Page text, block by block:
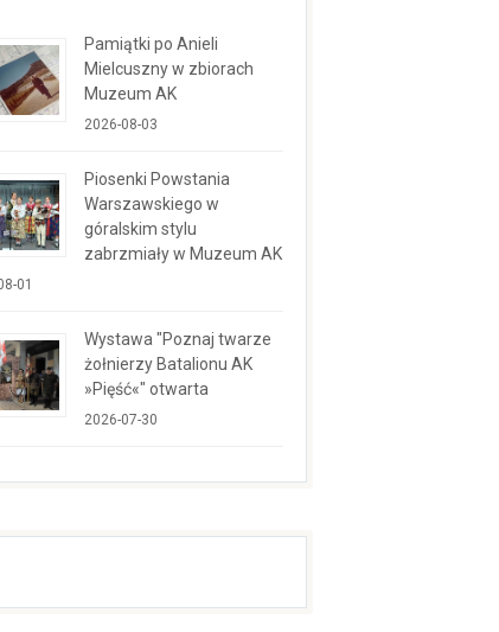
Pamiątki po Anieli
Mielcuszny w zbiorach
Muzeum AK
2026-08-03
Piosenki Powstania
Warszawskiego w
góralskim stylu
zabrzmiały w Muzeum AK
01
Wystawa "Poznaj twarze
żołnierzy Batalionu AK
»Pięść«" otwarta
2026-07-30